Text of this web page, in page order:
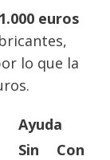
1.000 euros
lo que la
Ayuda
Sin
Con